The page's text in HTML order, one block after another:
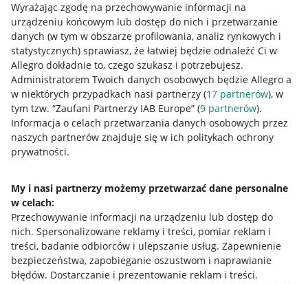
Wyrażając zgodę na przechowywanie informacji na
urządzeniu końcowym lub dostęp do nich i przetwarzanie
danych (w tym w obszarze profilowania, analiz rynkowych i
statystycznych) sprawiasz, że łatwiej będzie odnaleźć Ci w
Allegro dokładnie to, czego szukasz i potrzebujesz.
Administratorem Twoich danych osobowych będzie Allegro a
w niektórych przypadkach nasi partnerzy (17 partnerów), w
tym tzw. “Zaufani Partnerzy IAB Europe” (9 partnerów).
Informacja o celach przetwarzania danych osobowych przez
naszych partnerów znajduje się w ich politykach ochrony
prywatności.
My i nasi partnerzy możemy przetwarzać dane personalne
w celach:
Przechowywanie informacji na urządzeniu lub dostęp do
nich. Spersonalizowane reklamy i treści, pomiar reklam i
treści, badanie odbiorców i ulepszanie usług. Zapewnienie
bezpieczeństwa, zapobieganie oszustwom i naprawianie
błędów. Dostarczanie i prezentowanie reklam i treści.
Allegro Gadane dla kupujących
Mapa miejscowości
Informacje prawne
Regulamin
Polityka plików "cookies"
Ustawienia plików "cookies"
Informacje dla Aktu o Usługach Cyfrowych
Pobierz aplikację